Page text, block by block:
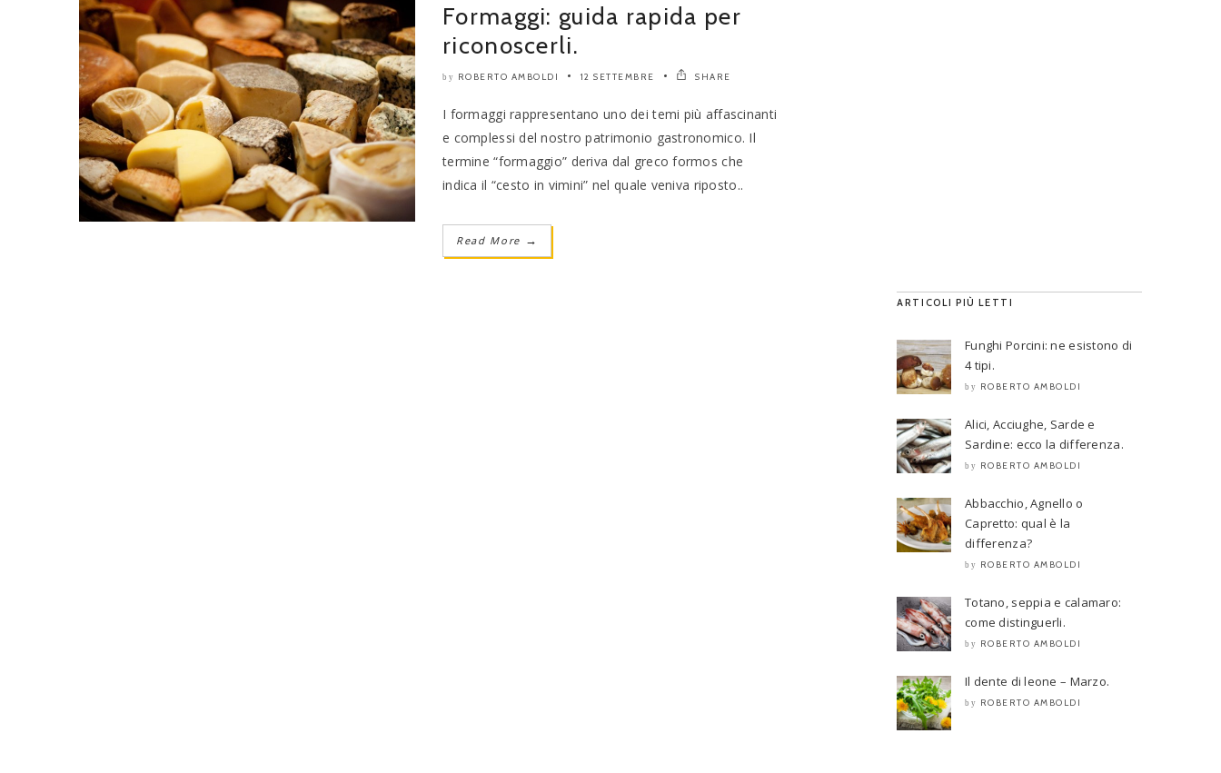
Formaggi: guida rapida per
riconoscerli.
by ROBERTO AMBOLDI 12 SETTEMBRE SHARE
I formaggi rappresentano uno dei temi più affascinanti
e complessi del nostro patrimonio gastronomico. Il
termine “formaggio” deriva dal greco formos che
indica il “cesto in vimini” nel quale veniva riposto..
Read More →
ARTICOLI PIÙ LETTI
Funghi Porcini: ne esistono di
4 tipi.
by ROBERTO AMBOLDI
Alici, Acciughe, Sarde e
Sardine: ecco la differenza.
by ROBERTO AMBOLDI
Abbacchio, Agnello o
Capretto: qual è la
differenza?
by ROBERTO AMBOLDI
Totano, seppia e calamaro:
come distinguerli.
by ROBERTO AMBOLDI
Il dente di leone – Marzo.
by ROBERTO AMBOLDI